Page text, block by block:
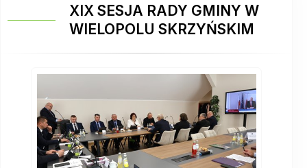
XIX SESJA RADY GMINY W
WIELOPOLU SKRZYŃSKIM